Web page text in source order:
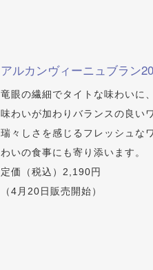
アルカンヴィーニュブラン
竜眼の繊細でタイトな味わいに
味わいが加わりバランスの良い
瑞々しさを感じるフレッシュな
わいの食事にも寄り添います。
定価（税込）2,190円
（4月20日販売開始）